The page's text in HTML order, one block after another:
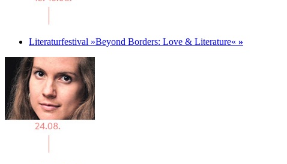
Literaturfestival »Beyond Borders: Love & Literature« »